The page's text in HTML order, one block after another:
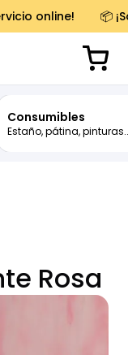
online! 📦
Consumibles
Estaño, pátina,
Rosa